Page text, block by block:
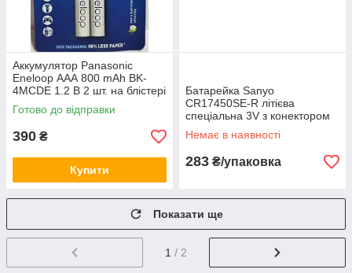
Аккумулятор Panasonic
Eneloop АAА 800 mAh BK-
4MCDE 1.2 В 2 шт. на блістері
Готово до відправки
390 ₴
Купити
Батарейка Sanyo
CR17450SE-R літієва
спеціальна 3V з конектором
Немає в наявності
283 ₴/упаковка
Показати ще
1 / 2